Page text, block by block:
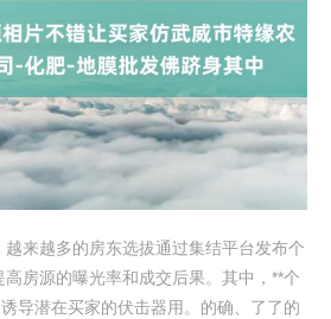
来越多的房东选拔通过集结平台发布个
房源的曝光率和成交后果。其中，**个
导潜在买家的伏击器用。的确、了了的